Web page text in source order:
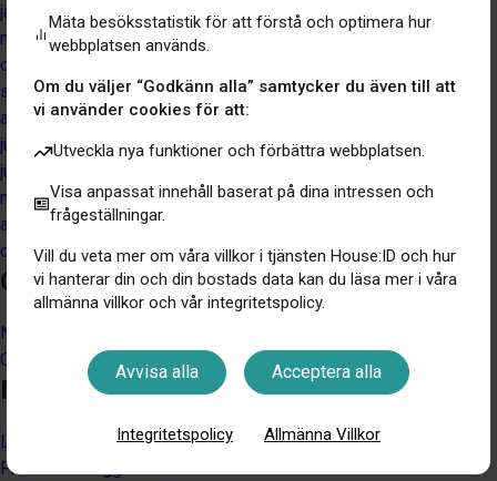
Mäta besöksstatistik för att förstå och optimera hur
webbplatsen används.
Om du väljer “Godkänn alla” samtycker du även till att
vi använder cookies för att:
Utveckla nya funktioner och förbättra webbplatsen.
Visa anpassat innehåll baserat på dina intressen och
frågeställningar.
Vill du veta mer om våra villkor i tjänsten House:ID och hur
vi hanterar din och din bostads data kan du läsa mer i våra
allmänna villkor och vår integritetspolicy.
Avvisa alla Acceptera alla
Integritetspolicy Allmänna Villkor
januari 2022
november 2021
oktober 2021
september 2021
augusti 2021
juli 2021
juni 2021
maj 2021
april 2021
december 2020
Categories
Nyheter
Okategoriserad
Meta
Logga in
Flöde för inlägg